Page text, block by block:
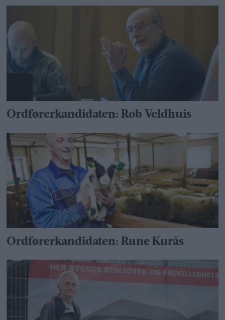
Ordførerkandidaten: Rob Veldhuis
Ordførerkandidaten: Rune Kurås